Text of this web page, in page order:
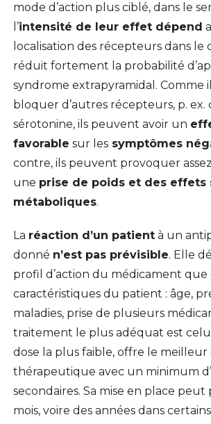
mode d’action plus ciblé, dans le
l’intensité de leur effet dépend
localisation des récepteurs dans le
réduit fortement la probabilité
syndrome extrapyramidal. Comme
bloquer d’autres récepteurs, p. ex.
sérotonine, ils peuvent avoir un
favorable sur lessymptômes
contre, ils peuvent provoquer
une prise de poids et des effets
métaboliques.
La réaction d’un patientà un
donné n’est pas prévisible. Elle
profil d’action du médicament que
caractéristiques du patient : âge,
maladies, prise de plusieurs
traitement le plus adéquat est
dose la plus faible, offre le
thérapeutique avec un minimum
secondaires. Sa mise en place
mois, voire des années dans certains